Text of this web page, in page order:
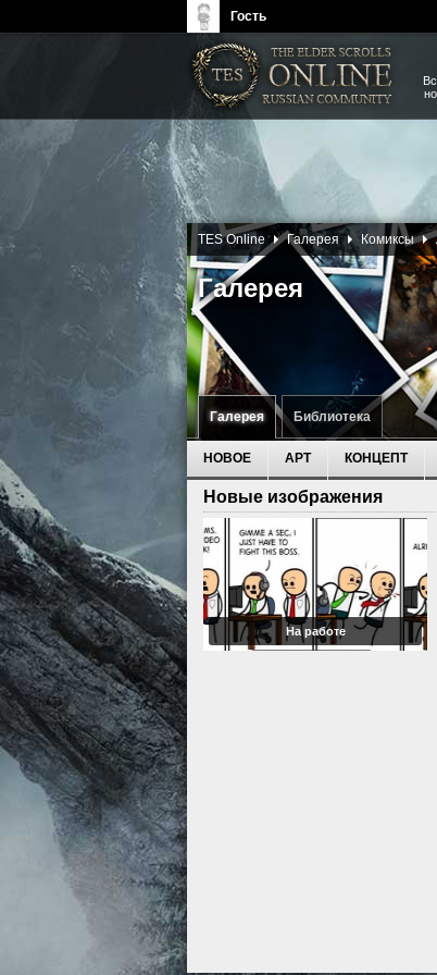
Галерея Библиотека
Галерея
TES Online Галерея Комиксы
НОВОЕ АРТ КОНЦЕПТ
Новые изображения
На работе
The Elder Scrolls, Fallout,
Bethesda Softworks - статьи,
новости, дополнения
Гость